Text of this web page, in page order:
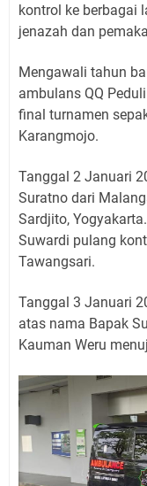
kontrol ke berbagai
jenazah dan
Mengawali tahun
ambulans QQ
final turnamen
Karangmojo.
Tanggal 2 Januari
Suratno dari
Sardjito,
Suwardi pulang
Tawangsari.
Tanggal 3 Januari
atas nama Bapak
Kauman Weru